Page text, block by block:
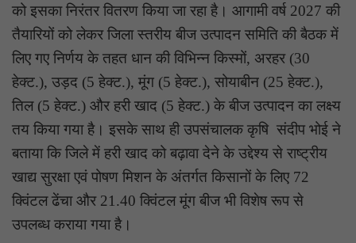
को इसका निरंतर वितरण किया जा रहा है। आगामी वर्ष 2027 की
तैयारियों को लेकर जिला स्तरीय बीज उत्पादन समिति की बैठक में
लिए गए निर्णय के तहत धान की विभिन्न किस्मों, अरहर (30
हेक्ट.), उड़द (5 हेक्ट.), मूंग (5 हेक्ट.), सोयाबीन (25 हेक्ट.),
तिल (5 हेक्ट.) और हरी खाद (5 हेक्ट.) के बीज उत्पादन का लक्ष्य
तय किया गया है। इसके साथ ही उपसंचालक कृषि संदीप भोई ने
बताया कि जिले में हरी खाद को बढ़ावा देने के उद्देश्य से राष्ट्रीय
खाद्य सुरक्षा एवं पोषण मिशन के अंतर्गत किसानों के लिए 72
क्विंटल ढेंचा और 21.40 क्विंटल मूंग बीज भी विशेष रूप से
उपलब्ध कराया गया है।